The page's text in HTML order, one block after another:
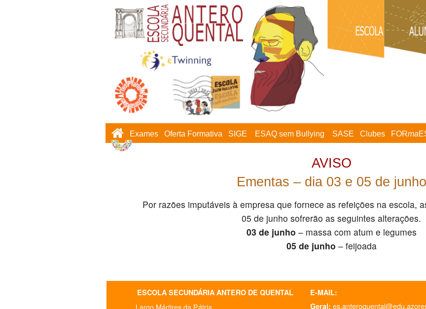
Exames Oferta Formativa SIGE ESAQ sem Bullying SASE Clubes FORma
AVISO
Ementas – dia 03 e 05 de junho
Por razões imputáveis à empresa que fornece as refeições na escola,
05 de junho sofrerão as seguintes alterações.
03 de junho – massa com atum e legumes
05 de junho – feijoada
ESCOLA SECUNDÁRIA ANTERO DE QUENTAL
E-MAIL:
Geral: